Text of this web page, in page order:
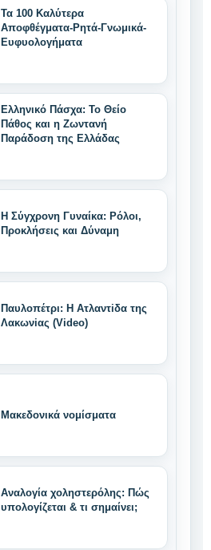
Τα 100 Καλύτερα
Αποφθέγματα-Ρητά-Γνωμικά-
Ευφυολογήματα
Ελληνικό Πάσχα: Το Θείο
Πάθος και η Ζωντανή
Παράδοση της Ελλάδας
Η Σύγχρονη Γυναίκα: Ρόλοι,
Προκλήσεις και Δύναμη
Παυλοπέτρι: Η Ατλαντiδα της
Λακωνiας (Video)
Μακεδονικά νομίσματα
Αναλογία χοληστερόλης: Πώς
υπολογίζεται & τι σημαίνει;